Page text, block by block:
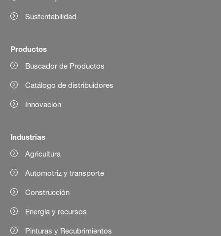
Sustentabilidad
Productos
Buscador de Productos
Catálogo de distribuidores
Innovación
Industrias
Agricultura
Automotriz y transporte
Construcción
Energía y recursos
Pinturas y Recubrimientos